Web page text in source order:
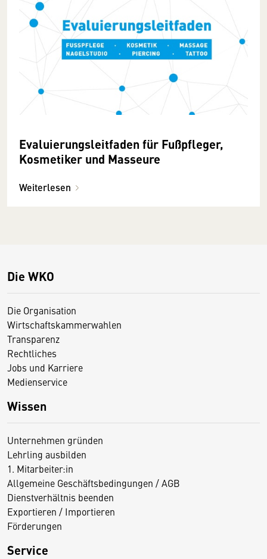
Evaluierungsleitfaden für Fußpfleger,
Kosmetiker und Masseure
Weiterlesen
Die WKO
Die Organisation
Wirtschaftskammerwahlen
Transparenz
Rechtliches
Jobs und Karriere
Medienservice
Wissen
Unternehmen gründen
Lehrling ausbilden
1. Mitarbeiter:in
Allgemeine Geschäftsbedingungen / AGB
Dienstverhältnis beenden
Exportieren / Importieren
Förderungen
Service